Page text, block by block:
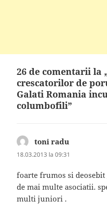
26 de comentarii la
crescatorilor de
Galati Romania
columbofili”
toni radu
18.03.2013 la 09:31
foarte frumos si
de mai multe asociatii.
multi juniori .